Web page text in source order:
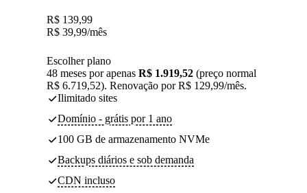
R$ 139,99
R$ 39,99/mês
Escolher plano
48 meses por apenas R$ 1.919,52 (preço normal
R$ 6.719,52). Renovação por R$ 129,99/mês.
Ilimitado sites
Domínio - grátis por 1 ano
100 GB de armazenamento NVMe
Backups diários e sob demanda
CDN incluso